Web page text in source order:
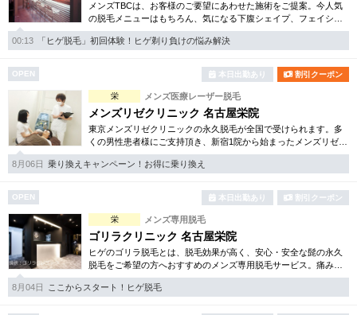
日本人スタッフのみ 女性スタッフのみ
スタッフ指名可 Ｗセラピスト
駅から徒歩5分以内
こだわり条件を変更
閉じる
メンズTBCは、お客様のご要望にあわせた施術をご提案。今人気
の脱毛メニューはもちろん、気になる下腹シェイプ、フェイシャ
ルケア等初めての方でも安心のお得な体験コースを各種揃えてい
ます。まずはご体験下さい。
00:13 「ヒゲ脱毛」初回体験！ヒゲ剃り負けの悩み解決
OPEN 本日出勤あり 割引クーポン
栄 メンズ医療レーザー脱毛
メンズリゼクリニック 名古屋栄院
東京メンズリゼクリニックの永久脱毛が全国で受けられます。多
くの男性患者様にご支持頂き、新宿1院から始まったメンズリゼク
リニックが、現在では提携院含め全国10院を展開するクリニック
になりました。
8月06日 乗り換えキャンペーン！お得に乗り換え
OPEN 本日出勤あり 割引クーポン
栄 メンズ専用脱毛
ゴリラクリニック 名古屋栄院
ヒゲのゴリラ脱毛とは、脱毛効果が高く、安心・安全な髭の永久
脱毛をご希望の方へおすすめのメンズ専用脱毛サービス。痛みに
弱い方には医療用麻酔を3種ご用意、医療認可の脱毛機のみを使
用。スキンケアも万全です。
8月04日 ここからスタート！ヒゲ脱毛